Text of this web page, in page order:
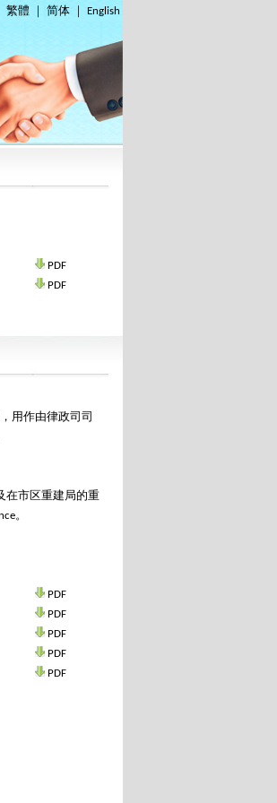
繁體 简体 English
PDF
PDF
用作由律政司司
在市区重建局的重
。
PDF
PDF
PDF
PDF
PDF